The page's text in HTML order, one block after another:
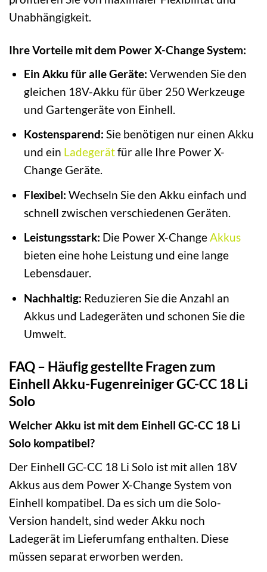
Unabhängigkeit.
Ihre Vorteile mit dem Power X-Change System:
Ein Akku für alle Geräte: Verwenden Sie den
gleichen 18V-Akku für über 250 Werkzeuge
und Gartengeräte von Einhell.
Kostensparend: Sie benötigen nur einen Akku
und ein Ladegerätfür alle Ihre Power X-
Change Geräte.
Flexibel: Wechseln Sie den Akku einfach und
schnell zwischen verschiedenen Geräten.
Leistungsstark: Die Power X-ChangeAkkus
bieten eine hohe Leistung und eine lange
Lebensdauer.
Nachhaltig: Reduzieren Sie die Anzahl an
Akkus und Ladegeräten und schonen Sie die
Umwelt.
FAQ – Häufig gestellte Fragen zum
Einhell Akku-Fugenreiniger GC-CC 18 Li
Solo
Welcher Akku ist mit dem Einhell GC-CC 18 Li
Solo kompatibel?
Der Einhell GC-CC 18 Li Solo ist mit allen 18V
Akkus aus dem Power X-Change System von
Einhell kompatibel. Da es sich um die Solo-
Version handelt, sind weder Akku noch
Ladegerät im Lieferumfang enthalten. Diese
müssen separat erworben werden.